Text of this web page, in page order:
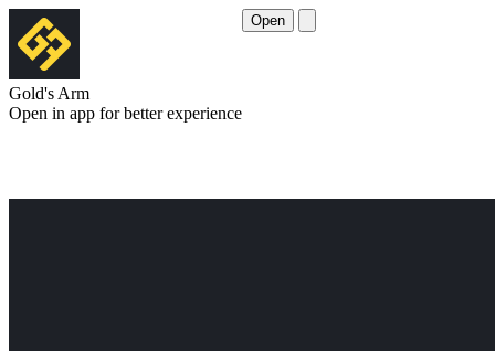
Gold's Arm
Open in app for better experience
Open